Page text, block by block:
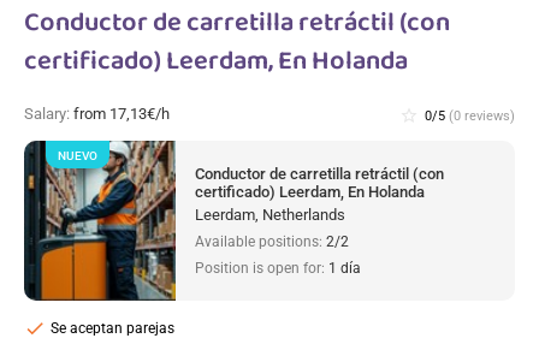
Conductor de carretilla retráctil (con
certificado) Leerdam, En Holanda
Salary: from 17,13€/h star_border 0/5 (0 reviews)
Conductor de carretilla retráctil (con
certificado) Leerdam, En Holanda
Leerdam, Netherlands
Available positions: 2/2
Position is open for: 1 día
Se aceptan parejas
check
NUEVO